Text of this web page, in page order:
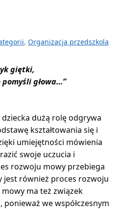
, Organizacja przedszkola
giętki,
głowa…”
dziecka dużą rolę odgrywa
kształtowania się i
umiejętności mówienia
swoje uczucia i
rozwoju mowy przebiega
jest również proces rozwoju
mowy ma też związek
ponieważ we współczesnym